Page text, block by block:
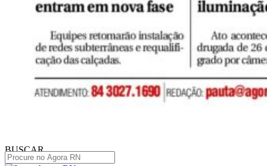
BUSCAR